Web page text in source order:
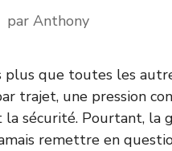
par Anthony
que toutes les
trajet, une pression
sécurité. Pourtant, la
remettre en